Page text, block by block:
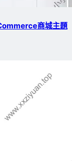
商城主題